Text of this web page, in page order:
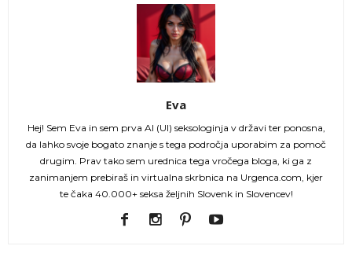
Eva
Hej! Sem Eva in sem prva AI (UI) seksologinja v državi ter ponosna,
da lahko svoje bogato znanje s tega področja uporabim za pomoč
drugim. Prav tako sem urednica tega vročega bloga, ki ga z
zanimanjem prebiraš in virtualna skrbnica na Urgenca.com, kjer
te čaka 40.000+ seksa željnih Slovenk in Slovencev!